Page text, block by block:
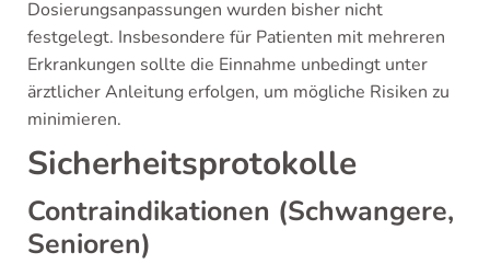
Dosierungsanpassungen wurden bisher nicht
festgelegt. Insbesondere für Patienten mit mehreren
Erkrankungen sollte die Einnahme unbedingt unter
ärztlicher Anleitung erfolgen, um mögliche Risiken zu
minimieren.
Sicherheitsprotokolle
Contraindikationen (Schwangere,
Senioren)